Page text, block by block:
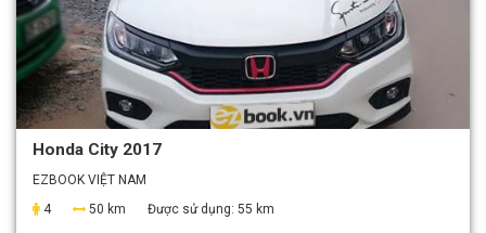
Honda City 2017
EZBOOK VIỆT NAM
4
50 km Được sử dụng: 55 km